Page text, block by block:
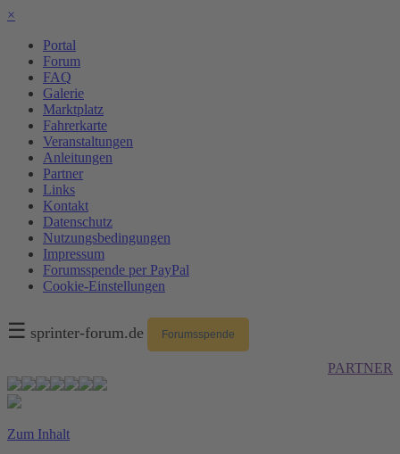
×
Portal
Forum
FAQ
Galerie
Marktplatz
Fahrerkarte
Veranstaltungen
Anleitungen
Partner
Links
Kontakt
Datenschutz
Nutzungsbedingungen
Impressum
Forumsspende per PayPal
Cookie-Einstellungen
☰ sprinter-forum.de Forumsspende
PARTNER
Zum Inhalt